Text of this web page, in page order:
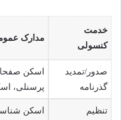
خدمت
کنسولی
مدارک
صدور/تمدید
گذرنامه
اسکن
پرسنلی،
تنظیم
اسکن